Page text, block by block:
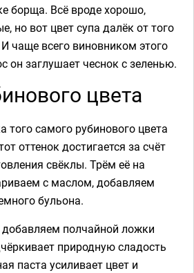
борща. Всё вроде хорошо,
но вот цвет супа далёк от того
чаще всего виновником этого
он заглушает чеснок с зеленью.
цвета
того самого рубинового цвета
оттенок достигается за счёт
свёклы. Трём её на
с маслом, добавляем
бульона.
полчайной ложки
природную сладость
паста усиливает цвет и